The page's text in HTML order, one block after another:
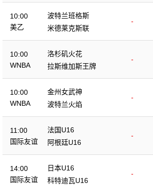
10:00
美乙
波特兰班格斯
-
米德莱克斯联
10:00
WNBA
洛杉矶火花
-
拉斯维加斯王牌
10:00
WNBA
金州女武神
-
波特兰火焰
11:00
国际友谊
法国U16
-
阿根廷U16
14:00
国际友谊
日本U16
-
科特迪瓦U16